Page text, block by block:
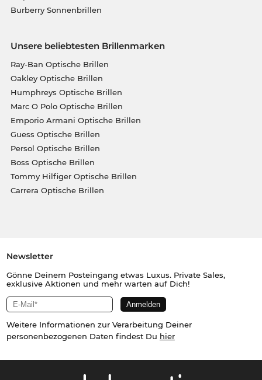
Burberry Sonnenbrillen
Unsere beliebtesten Brillenmarken
Ray-Ban Optische Brillen
Oakley Optische Brillen
Humphreys Optische Brillen
Marc O Polo Optische Brillen
Emporio Armani Optische Brillen
Guess Optische Brillen
Persol Optische Brillen
Boss Optische Brillen
Tommy Hilfiger Optische Brillen
Carrera Optische Brillen
Newsletter
Gönne Deinem Posteingang etwas Luxus. Private Sales,
exklusive Aktionen und mehr warten auf Dich!
Weitere Informationen zur Verarbeitung Deiner
personenbezogenen Daten findest Du hier